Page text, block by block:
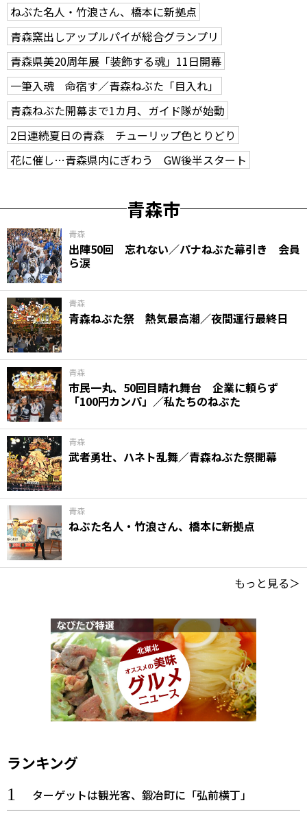
ねぶた名人・竹浪さん、橋本に新拠点
青森窯出しアップルパイが総合グランプリ
青森県美20周年展「装飾する魂」11日開幕
一筆入魂 命宿す／青森ねぶた「目入れ」
青森ねぶた開幕まで1カ月、ガイド隊が始動
2日連続夏日の青森 チューリップ色とりどり
花に催し…青森県内にぎわう GW後半スタート
青森市
青森
出陣50回 忘れない／パナねぶた幕引き 会員
ら涙
青森
青森ねぶた祭 熱気最高潮／夜間運行最終日
青森
市民一丸、50回目晴れ舞台 企業に頼らず
「100円カンパ」／私たちのねぶた
青森
武者勇壮、ハネト乱舞／青森ねぶた祭開幕
青森
ねぶた名人・竹浪さん、橋本に新拠点
もっと見る＞
ランキング
ターゲットは観光客、鍛冶町に「弘前横丁」